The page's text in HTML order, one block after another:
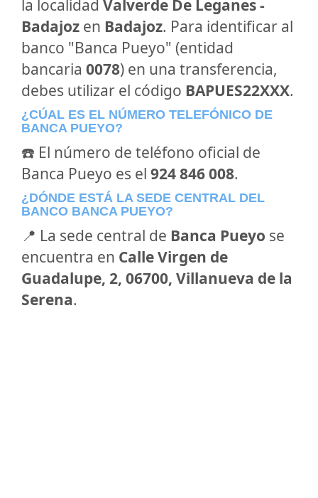
la localidad Valverde De Leganes -
Badajoz en Badajoz. Para identificar al
banco "Banca Pueyo" (entidad
bancaria 0078) en una transferencia,
debes utilizar el código BAPUES22XXX.
¿CÚAL ES EL NÚMERO TELEFÓNICO DE
BANCA PUEYO?
☎️ El número de teléfono oficial de
Banca Pueyo es el 924 846 008.
¿DÓNDE ESTÁ LA SEDE CENTRAL DEL
BANCO BANCA PUEYO?
📍 La sede central de Banca Pueyo se
encuentra en Calle Virgen de
Guadalupe, 2, 06700, Villanueva de la
Serena.